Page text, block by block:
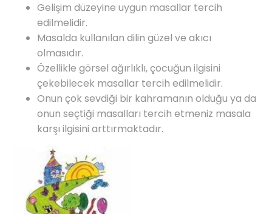
Gelişim düzeyine uygun masallar tercih
edilmelidir.
Masalda kullanılan dilin güzel ve akıcı
olmasıdır.
Özellikle görsel ağırlıklı, çocuğun ilgisini
çekebilecek masallar tercih edilmelidir.
Onun çok sevdiği bir kahramanın olduğu ya da
onun seçtiği masalları tercih etmeniz masala
karşı ilgisini arttırmaktadır.